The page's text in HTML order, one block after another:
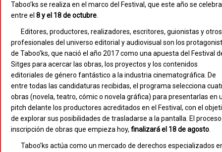
Taboo’ks se realiza en el marco del Festival, que este año se celebra
entre el 8 y el 18 de octubre.
Editores, productores, realizadores, escritores, guionistas y otros
profesionales del universo editorial y audiovisual son los
de Taboo’ks, que nació el año 2017 como una apuesta del Festival
Sitges para acercar las obras, los proyectos y los contenidos
editoriales de género fantástico a la industria cinematográfica. De
entre todas las candidaturas recibidas, el programa selecciona
obras (novela, teatro, cómic o novela gráfica) para presentarlas en
pitch delante los productores acreditados en el Festival, con el
de explorar sus posibilidades de trasladarse a la pantalla. El
inscripción de obras que empieza hoy, finalizará el 18 de agosto.
Taboo’ks actúa como un mercado de derechos especializados